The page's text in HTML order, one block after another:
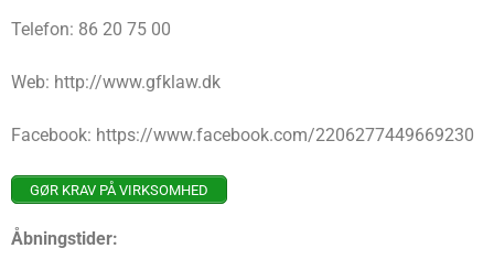
Telefon: 86 20 75 00
Web: http://www.gfklaw.dk
Facebook: https://www.facebook.com/2206277449669230
GØR KRAV PÅ VIRKSOMHED
Åbningstider: